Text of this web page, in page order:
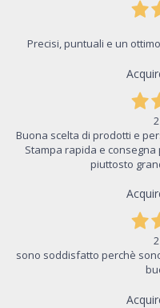
Precisi, puntuali e un
Buona scelta di prodotti e
Stampa rapida e
piuttosto
sono soddisfatto perchè